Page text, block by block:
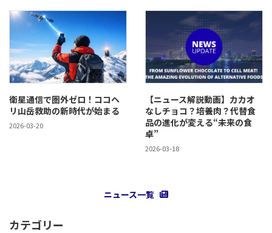
衛星通信で圏外ゼロ！ココヘ
リ山岳救助の新時代が始まる
2026-03-20
【ニュース解説動画】カカオ
なしチョコ？培養肉？代替食
品の進化が変える“未来の食
卓”
2026-03-18
ニュース一覧
カテゴリー